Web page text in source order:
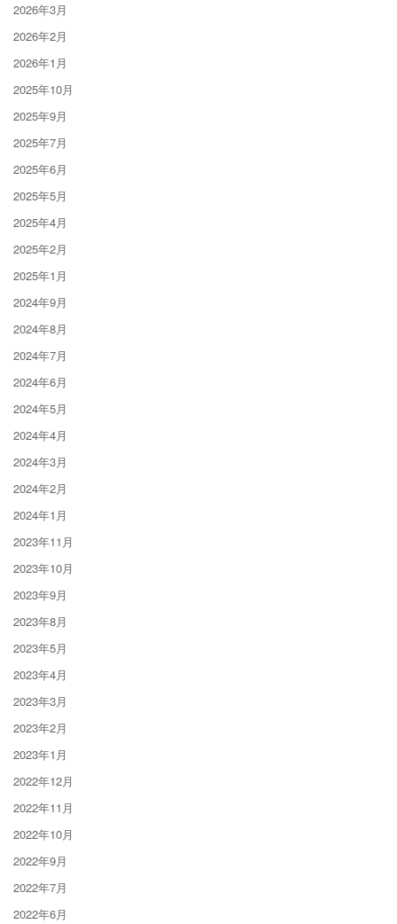
2026年3月
2026年2月
2026年1月
2025年10月
2025年9月
2025年7月
2025年6月
2025年5月
2025年4月
2025年2月
2025年1月
2024年9月
2024年8月
2024年7月
2024年6月
2024年5月
2024年4月
2024年3月
2024年2月
2024年1月
2023年11月
2023年10月
2023年9月
2023年8月
2023年5月
2023年4月
2023年3月
2023年2月
2023年1月
2022年12月
2022年11月
2022年10月
2022年9月
2022年7月
2022年6月